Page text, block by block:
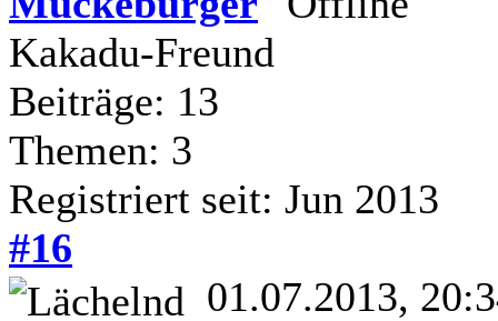
Kakadu-Freund
Beiträge: 13
Themen: 3
Registriert seit: Jun 2013
#16
01.07.2013,